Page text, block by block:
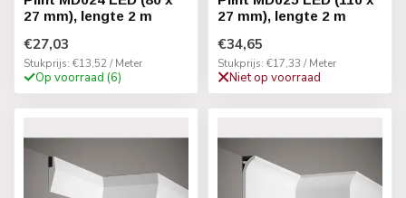
27 mm), lengte 2 m
€27,03
Stukprijs: €13,52 / Meter
Op voorraad (6)
27 mm), lengte 2 m
€34,65
Stukprijs: €17,33 / Meter
Niet op voorraad